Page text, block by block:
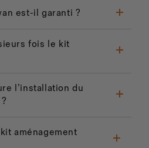
est-il garanti ?
fois le kit
l’installation du
aménagement